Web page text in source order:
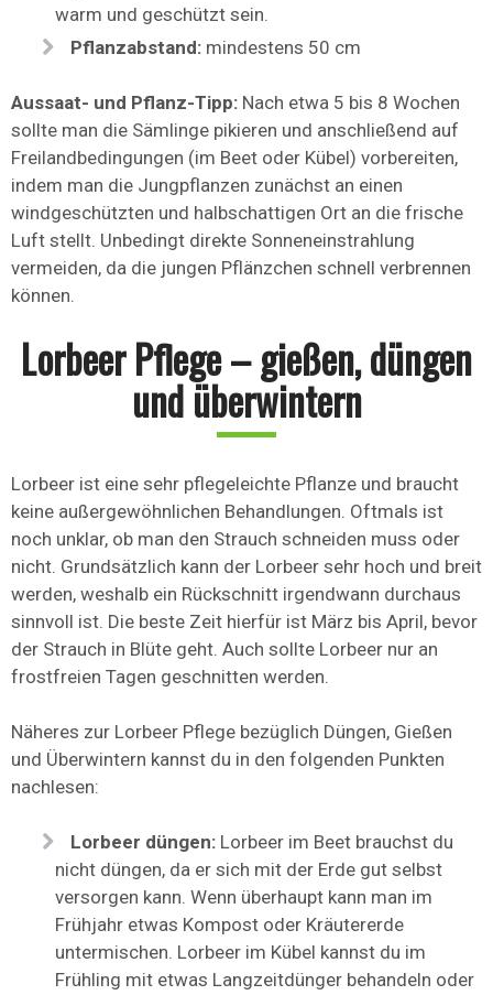
warm und geschützt sein.
Pflanzabstand: mindestens 50 cm
Aussaat- und Pflanz-Tipp: Nach etwa 5 bis 8 Wochen
sollte man die Sämlinge pikieren und anschließend auf
Freilandbedingungen (im Beet oder Kübel) vorbereiten,
indem man die Jungpflanzen zunächst an einen
windgeschützten und halbschattigen Ort an die frische
Luft stellt. Unbedingt direkte Sonneneinstrahlung
vermeiden, da die jungen Pflänzchen schnell verbrennen
können.
Lorbeer Pflege – gießen, düngen
und überwintern
Lorbeer ist eine sehr pflegeleichte Pflanze und braucht
keine außergewöhnlichen Behandlungen. Oftmals ist
noch unklar, ob man den Strauch schneiden muss oder
nicht. Grundsätzlich kann der Lorbeer sehr hoch und breit
werden, weshalb ein Rückschnitt irgendwann durchaus
sinnvoll ist. Die beste Zeit hierfür ist März bis April, bevor
der Strauch in Blüte geht. Auch sollte Lorbeer nur an
frostfreien Tagen geschnitten werden.
Näheres zur Lorbeer Pflege bezüglich Düngen, Gießen
und Überwintern kannst du in den folgenden Punkten
nachlesen:
Lorbeer düngen: Lorbeer im Beet brauchst du
nicht düngen, da er sich mit der Erde gut selbst
versorgen kann. Wenn überhaupt kann man im
Frühjahr etwas Kompost oder Kräutererde
untermischen. Lorbeer im Kübel kannst du im
Frühling mit etwas Langzeitdünger behandeln oder